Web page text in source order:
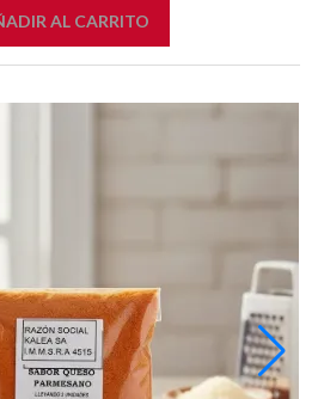
AL CARRITO